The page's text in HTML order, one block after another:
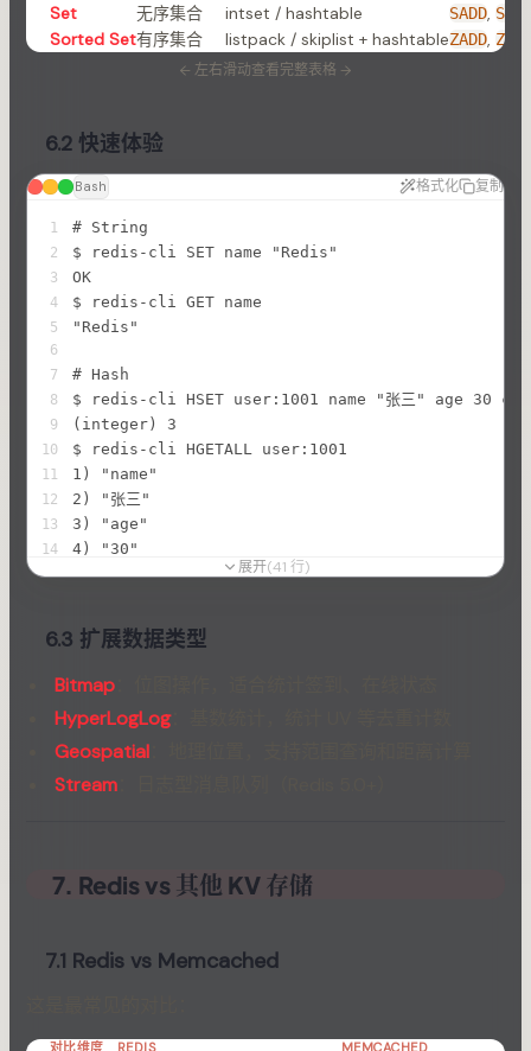
Set 无序集合 intset / hashtable SADD,
Sorted Set有序集合 listpack / skiplist + hashtableZADD,
← 左右滑动查看完整表格 →
6.2 快速体验
Bash 格式化 复制
1 # String
2 $ redis-cli SET name "Redis"
3 OK
4 $ redis-cli GET name
5 "Redis"
6
7
# Hash
8 $ redis-cli HSET user:1001 name "张三" age 30
9 (integer) 3
10 $ redis-cli HGETALL user:1001
11 1) "name"
12 2) "张三"
13 3) "age"
14 4) "30"
15 5) "city"
18
# List
20 (integer) 3
21 $ redis-cli RPOP queue
22 "task1"
24
# Set
28 1) "python"
31
34 (integer) 3
展开(41 行)
6.3 扩展数据类型
Bitmap：位图操作，适合统计签到、在线状态
HyperLogLog：基数统计，统计 UV 等去重计数
Geospatial：地理位置，支持范围查询和距离计算
Stream：日志型消息队列（Redis 5.0+）
7. Redis vs 其他 KV 存储
7.1 Redis vs Memcached
对比维度 REDIS MEMCACHED